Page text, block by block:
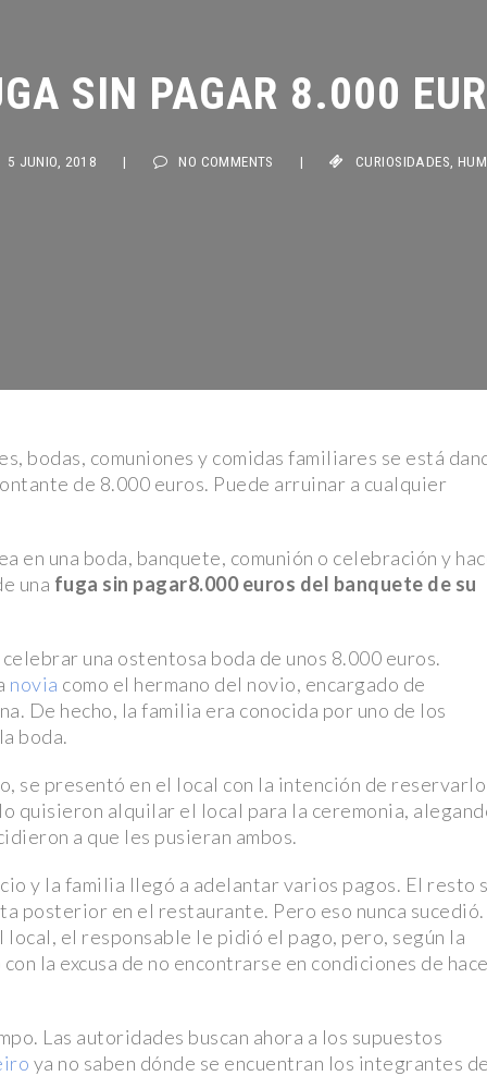
y viuda
tráiler y
NFL en
mientras
de
SIN PAGAR 8.000
bodas, comuniones y comidas familiares se está
de 8.000 euros. Puede arruinar a cualquier
en una boda, banquete, comunión o celebración y
una fuga sin pagar8.000 euros del banquete de su
una ostentosa boda de unos 8.000 euros.
novia como el hermano del novio, encargado de
De hecho, la familia era conocida por uno de los
boda.
se presentó en el local con la intención de reservarlo
quisieron alquilar el local para la ceremonia,
a que les pusieran ambos.
y la familia llegó a adelantar varios pagos. El resto
posterior en el restaurante. Pero eso nunca sucedió.
local, el responsable le pidió el pago, pero, según la
la excusa de no encontrarse en condiciones de
Las autoridades buscan ahora a los supuestos
ya no saben dónde se encuentran los integrantes